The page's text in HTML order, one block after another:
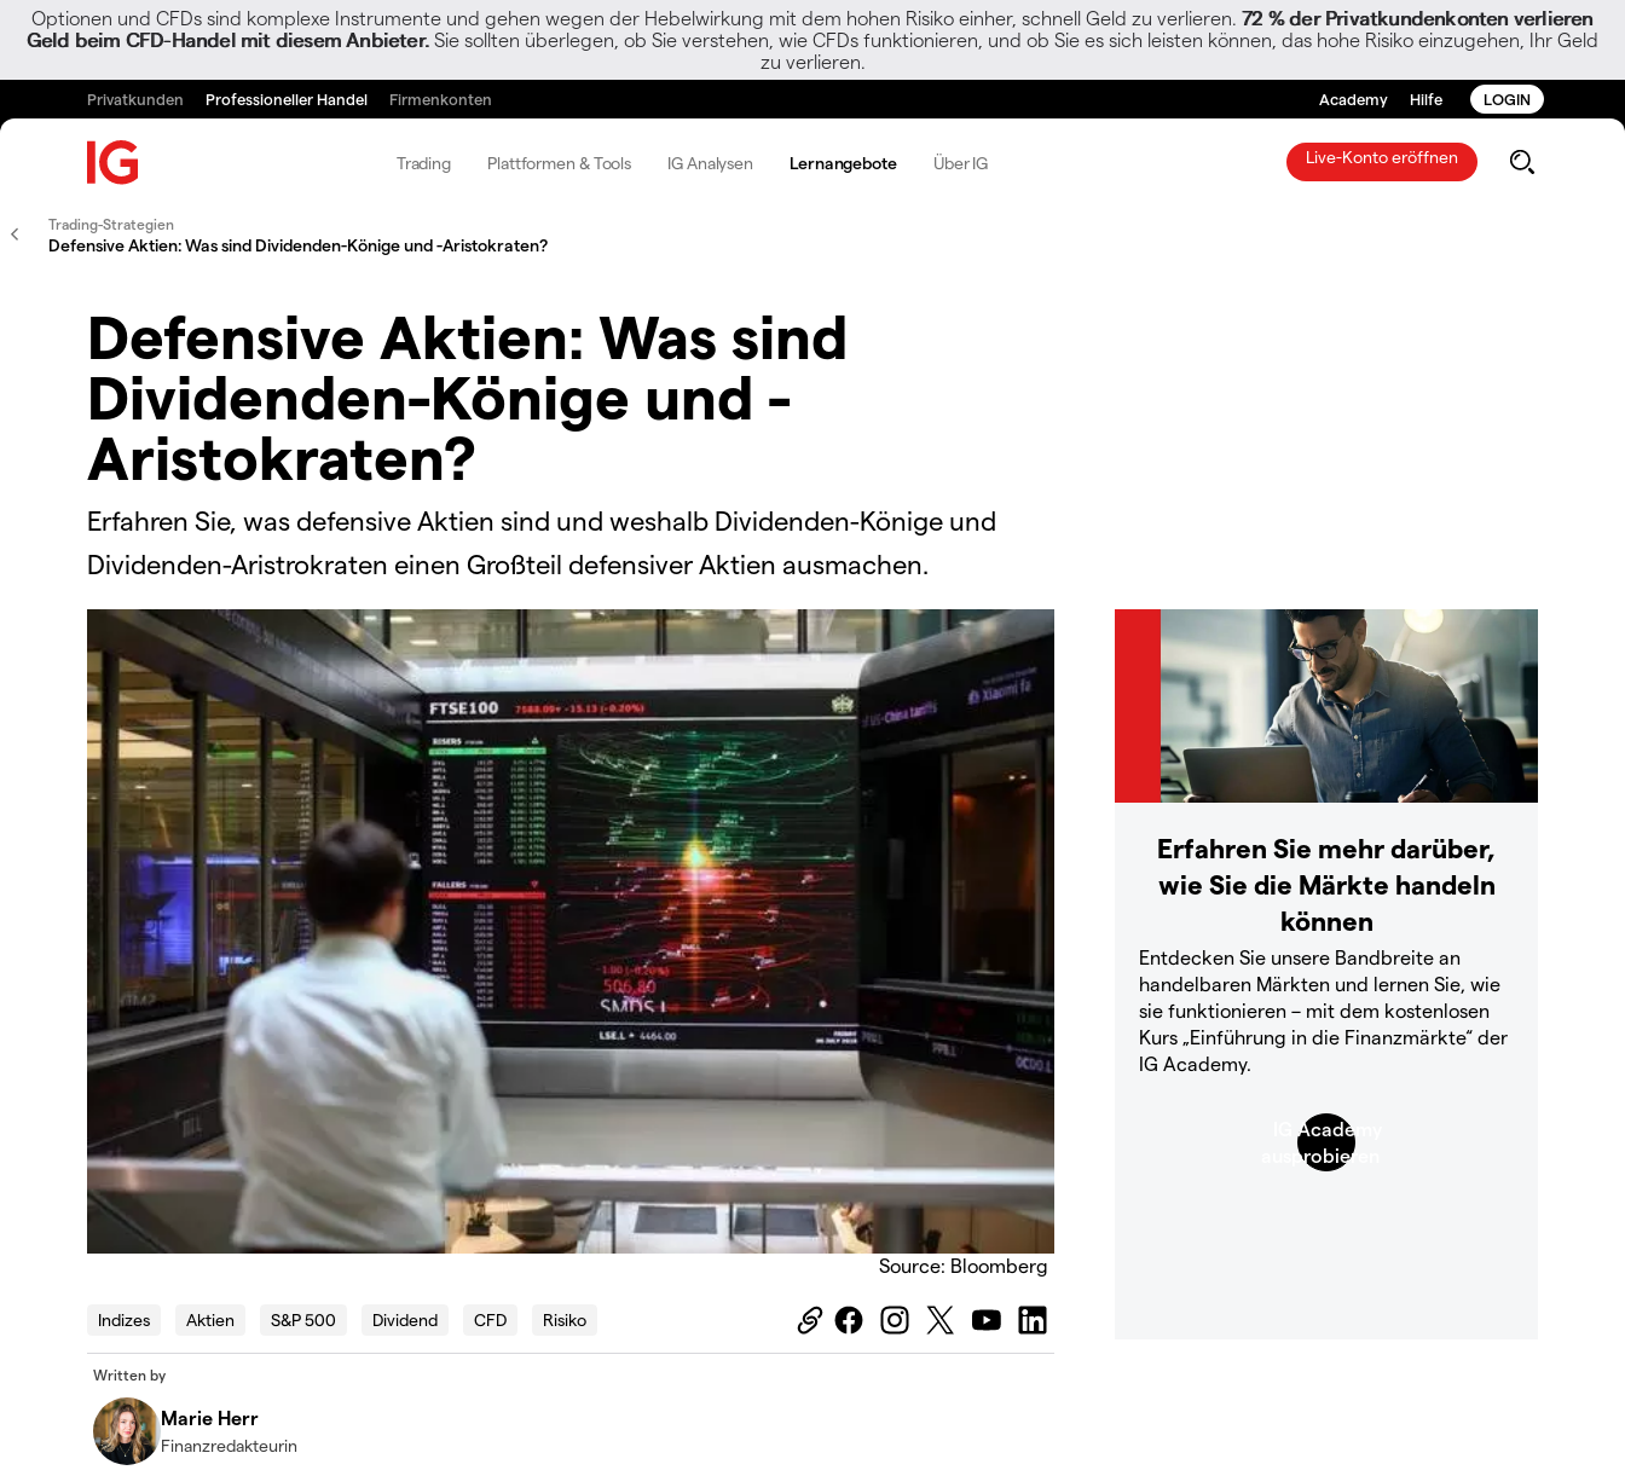
Optionen und CFDs sind komplexe Instrumente und gehen wegen der Hebelwirkung mit dem hohen Risiko einher, schnell Geld zu verlieren.72 % der Privatkundenkonten verlieren
Geld beim CFD-Handel mit diesem Anbieter. Sie sollten überlegen, ob Sie verstehen, wie CFDs funktionieren, und ob Sie es sich leisten können, das hohe Risiko einzugehen, Ihr Geld
zu verlieren.
Privatkunden Professioneller Handel Firmenkonten Academy Hilfe LOGIN
Trading Plattformen & Tools IG Analysen Lernangebote Über IG Live-Konto eröffnen
Trading-Strategien
Defensive Aktien: Was sind Dividenden-Könige und -Aristokraten?
Defensive Aktien: Was sind
Dividenden-Könige und -
Aristokraten?
Erfahren Sie, was defensive Aktien sind und weshalb Dividenden-Könige und
Dividenden-Aristrokraten einen Großteil defensiver Aktien ausmachen.
Source: Bloomberg
Indizes Aktien S&P 500 Dividend CFD Risiko
Written by
Marie Herr
Finanzredakteurin
Erfahren Sie mehr darüber,
wie Sie die Märkte handeln
können
Entdecken Sie unsere Bandbreite an
handelbaren Märkten und lernen Sie, wie
sie funktionieren – mit dem kostenlosen
Kurs „Einführung in die Finanzmärkte“ der
IG Academy.